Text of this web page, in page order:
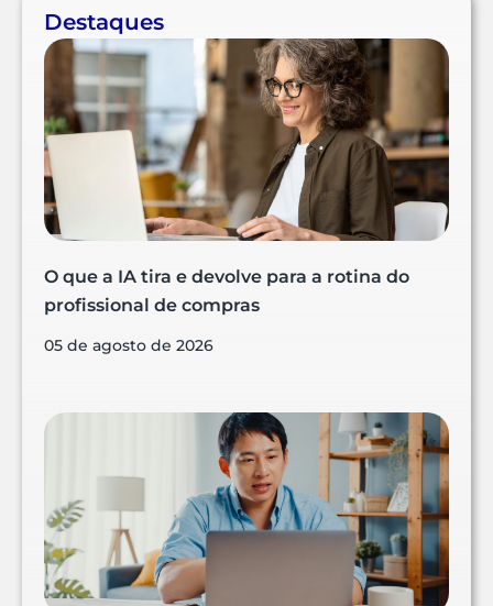
Destaques
O que a IA tira e devolve para a rotina do
profissional de compras
05 de agosto de 2026